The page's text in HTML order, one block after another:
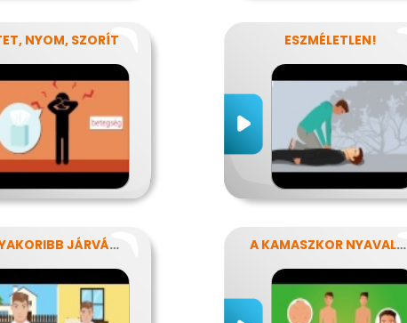
NYOM, SZORÍT ESZMÉLETLEN!
LEGGYAKORIBB JÁRVÁNYUNK A KAMASZKOR NYAVALYÁI